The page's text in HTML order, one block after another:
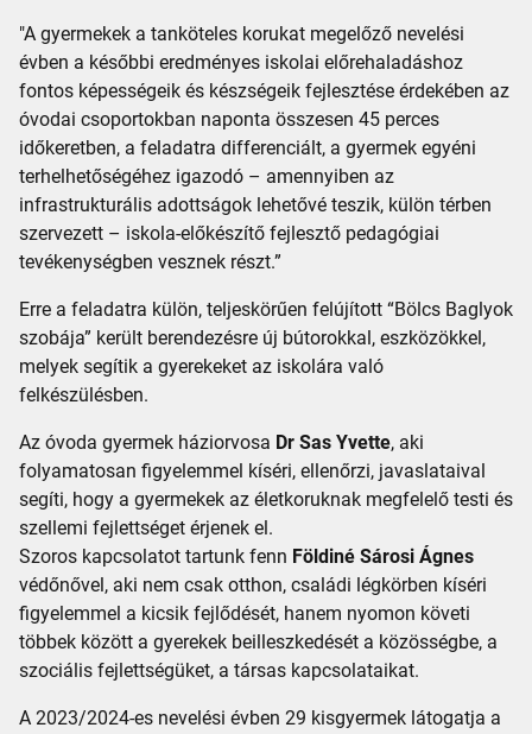
"A gyermekek a tanköteles korukat megelőző nevelési
évben a későbbi eredményes iskolai előrehaladáshoz
fontos képességeik és készségeik fejlesztése érdekében az
óvodai csoportokban naponta összesen 45 perces
időkeretben, a feladatra differenciált, a gyermek egyéni
terhelhetőségéhez igazodó – amennyiben az
infrastrukturális adottságok lehetővé teszik, külön térben
szervezett – iskola-előkészítő fejlesztő pedagógiai
tevékenységben vesznek részt.”
Erre a feladatra külön, teljeskörűen felújított “Bölcs Baglyok
szobája” került berendezésre új bútorokkal, eszközökkel,
melyek segítik a gyerekeket az iskolára való
felkészülésben.
Az óvoda gyermek háziorvosa Dr Sas Yvette, aki
folyamatosan figyelemmel kíséri, ellenőrzi, javaslataival
segíti, hogy a gyermekek az életkoruknak megfelelő testi és
szellemi fejlettséget érjenek el.
Szoros kapcsolatot tartunk fenn Földiné Sárosi Ágnes
védőnővel, aki nem csak otthon, családi légkörben kíséri
figyelemmel a kicsik fejlődését, hanem nyomon követi
többek között a gyerekek beilleszkedését a közösségbe, a
szociális fejlettségüket, a társas kapcsolataikat.
A 2023/2024-es nevelési évben 29 kisgyermek látogatja a